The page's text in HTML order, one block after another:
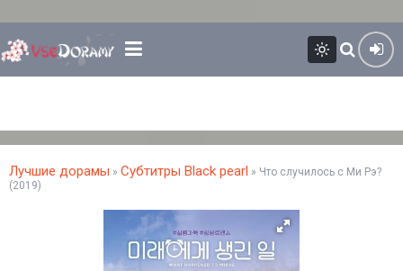
Лучшие дорамы » Субтитры Black pearl » Что случилось с Ми Рэ?
(2019)